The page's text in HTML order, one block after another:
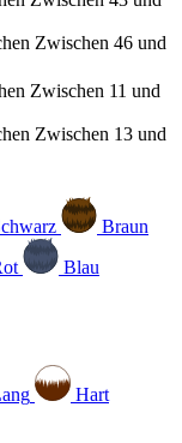
Zwischen 46 und
Zwischen 11 und
Zwischen 13 und
Braun
Blau
Hart